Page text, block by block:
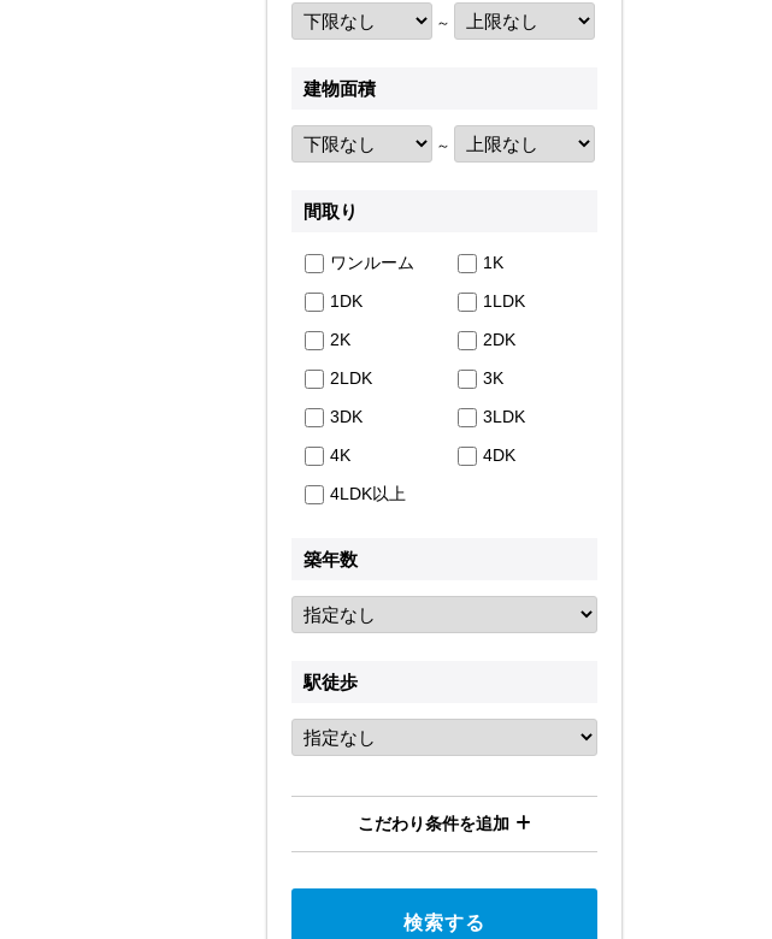
～
建物面積
～
間取り
ワンルーム
1K
1DK
1LDK
2K
2DK
2LDK
3K
3DK
3LDK
4K
4DK
4LDK以上
築年数
駅徒歩
こだわり条件を追加